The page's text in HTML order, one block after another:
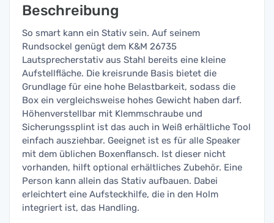
Beschreibung
So smart kann ein Stativ sein. Auf seinem
Rundsockel genügt dem K&M 26735
Lautsprecherstativ aus Stahl bereits eine kleine
Aufstellfläche. Die kreisrunde Basis bietet die
Grundlage für eine hohe Belastbarkeit, sodass die
Box ein vergleichsweise hohes Gewicht haben darf.
Höhenverstellbar mit Klemmschraube und
Sicherungssplint ist das auch in Weiß erhältliche Tool
einfach ausziehbar. Geeignet ist es für alle Speaker
mit dem üblichen Boxenflansch. Ist dieser nicht
vorhanden, hilft optional erhältliches Zubehör. Eine
Person kann allein das Stativ aufbauen. Dabei
erleichtert eine Aufsteckhilfe, die in den Holm
integriert ist, das Handling.